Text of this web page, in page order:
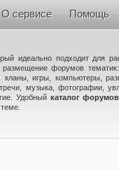
О сервисе Помощь
идеально подходит для
форумов
игры, компьютеры,
музыка, фотографии,
Удобный каталог форумов